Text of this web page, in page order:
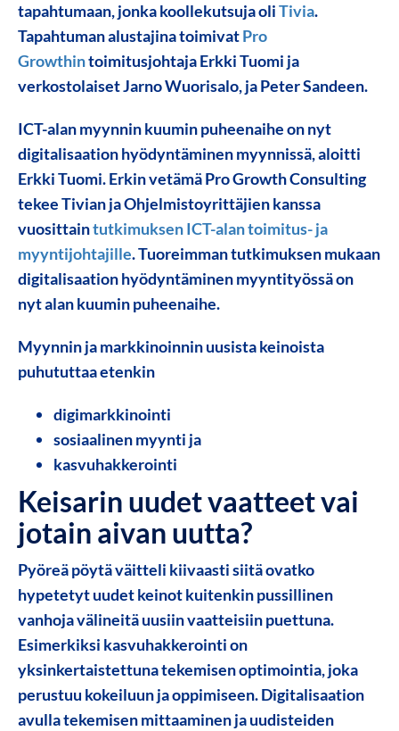
tapahtumaan, jonka koollekutsuja oliTivia.
Tapahtuman alustajina toimivatPro
GrowthintoimitusjohtajaErkki Tuomi ja
verkostolaisetJarno Wuorisalo, jaPeter Sandeen.
ICT-alan myynnin kuumin puheenaihe on nyt
digitalisaation hyödyntäminen myynnissä, aloitti
Erkki Tuomi. Erkin vetämä Pro Growth Consulting
tekee Tivian ja Ohjelmistoyrittäjien kanssa
vuosittaintutkimuksen ICT-alan toimitus- ja
myyntijohtajille. Tuoreimman tutkimuksen mukaan
digitalisaation hyödyntäminen myyntityössä on
nyt alan kuumin puheenaihe.
Myynnin ja markkinoinnin uusista keinoista
puhututtaa etenkin
digimarkkinointi
sosiaalinen myynti ja
kasvuhakkerointi
Keisarin uudet vaatteet vai
jotain aivan uutta?
Pyöreä pöytä väitteli kiivaasti siitä ovatko
hypetetyt uudet keinot kuitenkin pussillinen
vanhoja välineitä uusiin vaatteisiin puettuna.
Esimerkiksi kasvuhakkerointi on
yksinkertaistettuna tekemisen optimointia, joka
perustuu kokeiluun ja oppimiseen. Digitalisaation
avulla tekemisen mittaaminen ja uudisteiden